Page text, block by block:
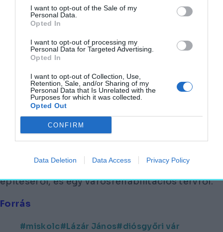
I want to opt-out of the Sale of my
Personal Data.
Opted In
I want to opt-out of processing my
Personal Data for Targeted Advertising.
Opted In
I want to opt-out of Collection, Use,
Retention, Sale, and/or Sharing of my
Personal Data that Is Unrelated with the
Purposes for which it was collected.
Opted Out
CONFIRM
Data Deletion Data Access Privacy Policy
A MINISZTER HANGSÚLYOZTA, HOGY
IDÉN RENDEZNI KELL MISKOLC PÉNZÜGYI
HELYZETÉT ÉS TÖMEGKÖZLEKEDÉSÉT,
államnak nyolcvanöt kilométernyi útja van a
város belterületén, ebből a legfontosabb
nagyságrendileg tíz kilométer felújítását kell
először megvalósítani.
Lázár János azt is bejelentette:
megállapodtak egy a miskolci városháza
építéséről, és egy városrehabilitációs tervről.
Forrás
miskolc Lázár János
diósgyőri vár